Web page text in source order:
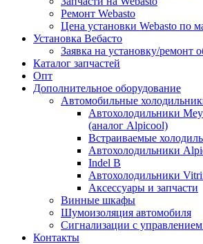
Ремонт Webasto
Цена установки Webasto по
Установка Вебасто
Заявка на установку/ремонт
Каталог запчастей
Опт
Дополнительное оборудование
Автомобильные
Автохолодильники
(аналог Alpicool)
Встраиваемые
Автохолодильники
Indel B
Автохолодильники
Аксессуары и запчасти
Винные шкафы
Шумоизоляция автомобиля
Сигнализации с
Контакты